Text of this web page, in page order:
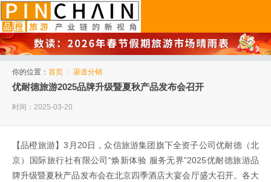
你的位置： 首页 > 渠道分销
优耐德旅游2025品牌升级暨夏秋产品发布会召开
时间：2025-03-20
【品橙旅游】3月20日，众信旅游集团旗下全资子公司优耐德（北
京）国际旅行社有限公司“焕新体验 服务无界”2025优耐德旅游品
牌升级暨夏秋产品发布会在北京四季酒店大宴会厅盛大召开。各大